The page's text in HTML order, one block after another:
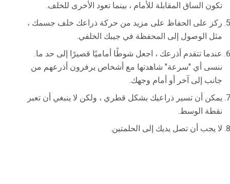
تكون الساق المقابلة للأمام ، بينما تعود الأخرى للخلف.
ركز على الحفاظ على مزيد من حركة ذراعك خلف جسمك ،
مثل الوصول إلى المحفظة في جيبك الخلفي.
عندما تتقدم أذرعك ، اجعل شوطًا أماميًا قصيرًا إلى حد ما.
ننسى أي "سرعة" شاهدتها مع أشخاص يرفرون أذرعهم من
جانب إلى آخر أو أمام وجهك.
يمكن أن تسير ذراعيك بشكل قطري ، ولكن لا ينبغي أن تعبر
نقطة الوسط.
لا يجب أن تصل يديك إلى الحلمتين.